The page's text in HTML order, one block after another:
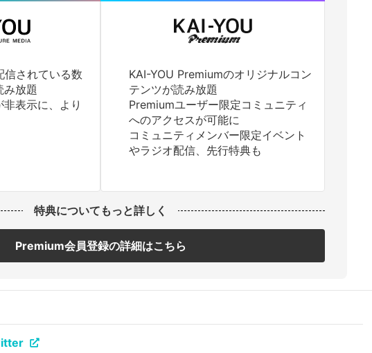
信されている数
み放題
表示に、より
KAI-YOU Premiumのオリジナルコン
テンツが読み放題
Premiumユーザー限定コミュニティ
へのアクセスが可能に
コミュニティメンバー限定イベント
やラジオ配信、先行特典も
特典についてもっと詳しく
Premium会員登録の詳細はこちら